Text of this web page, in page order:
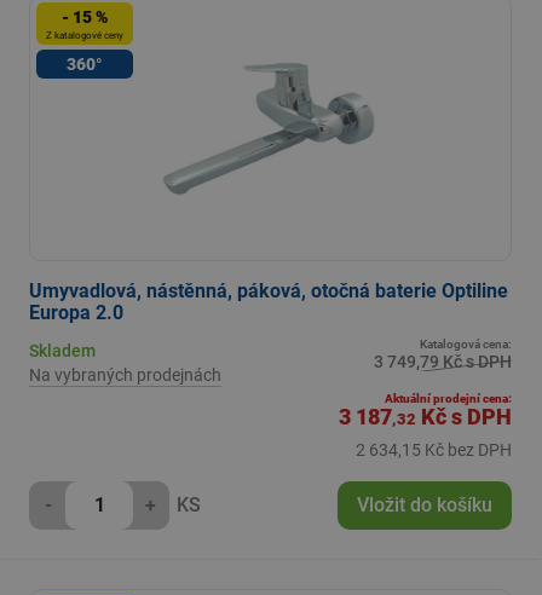
- 15 %
Z katalogové ceny
360°
Umyvadlová, nástěnná, páková, otočná baterie Optiline
Europa 2.0
Skladem
Na vybraných prodejnách
Katalogová cena:
3 749,79 Kč s DPH
Aktuální prodejní cena:
3 187,32 Kčs DPH
2 634,15 Kč bez DPH
- + KS Vložit do košíku